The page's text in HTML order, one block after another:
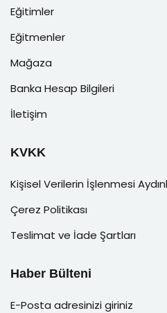
Eğitimler
Eğitmenler
Mağaza
Banka Hesap Bilgileri
İletişim
KVKK
Kişisel Verilerin İşlenmesi
Çerez Politikası
Teslimat ve İade Şartları
Haber Bülteni
E-Posta adresinizi giriniz